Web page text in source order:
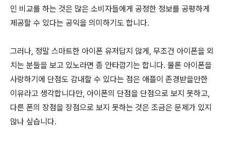
인 비교를 하는 것은 많은 소비자들에게 공정한 정보를 공평하게
제공할 수 있다는 공익을 의미하기도 합니다.
그러나, 정말 스마트한 아이폰 유저답지 않게, 무조건 아이폰을 외
치는 분들을 보고 있노라면 좀 안타깝기는 합니다. 물론 아이폰을
사랑하기에 단점도 감내할 수 있다는 점은 애플이 존경받을만한
이유라고 생각합니다만, 아이폰의 단점을 단점으로 보지 못하고,
다른 폰의 장점을 장점으로 보지 못하는 것은 조금은 문제가 있지
않나 싶습니다.